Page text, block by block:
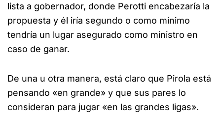
lista a gobernador, donde Perotti encabezaría la
propuesta y él iría segundo o como mínimo
tendría un lugar asegurado como ministro en
caso de ganar.
De una u otra manera, está claro que Pirola está
pensando «en grande» y que sus pares lo
consideran para jugar «en las grandes ligas».